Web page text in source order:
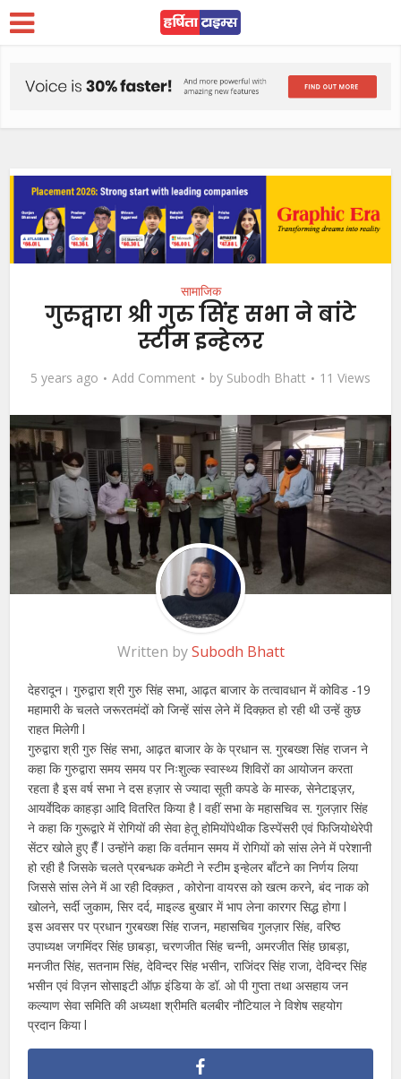
सामाजिक
गुरुद्वारा श्री गुरु सिंह सभा ने बांटे
स्टीम इन्हेलर
5 years ago Add Comment by Subodh Bhatt 11 Views
Written bySubodh Bhatt
देहरादून। गुरुद्वारा श्री गुरु सिंह सभा, आढ़त बाजार के तत्वावधान में कोविड -19
महामारी के चलते जरूरतमंदों को जिन्हें सांस लेने में दिक्क़त हो रही थी उन्हें कुछ
राहत मिलेगी l
गुरुद्वारा श्री गुरु सिंह सभा, आढ़त बाजार के के प्रधान स. गुरबख्श सिंह राजन ने
कहा कि गुरुद्वारा समय समय पर निःशुल्क स्वास्थ्य शिविरों का आयोजन करता
रहता है इस वर्ष सभा ने दस हज़ार से ज्यादा सूती कपडे के मास्क, सेनेटाइज़र,
आयर्वेदिक काहड़ा आदि वितरित किया है l वहीं सभा के महासचिव स. गुलज़ार सिंह
ने कहा कि गुरूद्वारे में रोगियों की सेवा हेतू होमियोंपेथीक डिस्पेंसरी एवं फिजियोथेरेपी
सेंटर खोले हुए हैँ l उन्होंने कहा कि वर्तमान समय में रोगियों को सांस लेने में परेशानी
हो रही है जिसके चलते प्रबन्धक कमेटी ने स्टीम इन्हेलर बाँटने का निर्णय लिया
जिससे सांस लेने में आ रही दिक्क़त , कोरोना वायरस को खत्म करने, बंद नाक को
खोलने, सर्दी जुकाम, सिर दर्द, माइल्ड बुखार में भाप लेना कारगर सिद्ध होगा l
इस अवसर पर प्रधान गुरबख्श सिंह राजन, महासचिव गुलज़ार सिंह, वरिष्ठ
उपाध्यक्ष जगमिंदर सिंह छाबड़ा, चरणजीत सिंह चन्नी, अमरजीत सिंह छाबड़ा,
मनजीत सिंह, सतनाम सिंह, देविन्दर सिंह भसीन, राजिंदर सिंह राजा, देविन्दर सिंह
भसीन एवं विज़न सोसाइटी ऑफ़ इंडिया के डॉ. ओ पी गुप्ता तथा असहाय जन
कल्याण सेवा समिति की अध्यक्षा श्रीमति बलबीर नौटियाल ने विशेष सहयोग
प्रदान किया l